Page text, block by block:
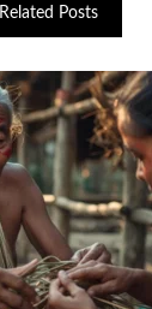
Related Posts